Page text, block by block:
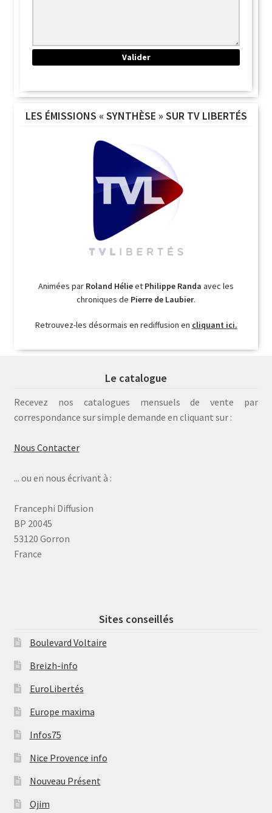
LES ÉMISSIONS « SYNTHÈSE » SUR TV LIBERTÉS
Animées par Roland Hélieet Philippe Randa avec les
chroniques de Pierre de Laubier.
Retrouvez-les désormais en rediffusion en cliquant ici.
Le catalogue
Recevez nos catalogues mensuels de vente par
correspondance sur simple demande en cliquant sur :
Nous Contacter
... ou en nous écrivant à :
Francephi Diffusion
BP 20045
53120 Gorron
France
Sites conseillés
Boulevard Voltaire
Breizh-info
EuroLibertés
Europe maxima
Infos75
Nice Provence info
Nouveau Présent
Ojim